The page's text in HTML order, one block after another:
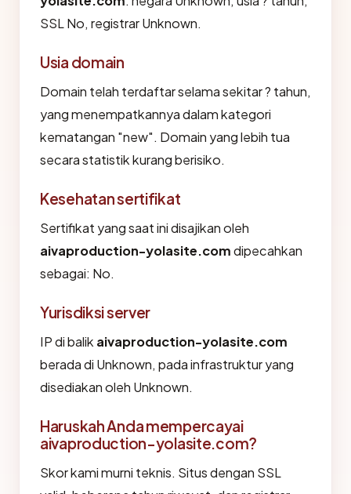
SSL No, registrar Unknown.
Usia domain
Domain telah terdaftar selama sekitar ? tahun,
yang menempatkannya dalam kategori
kematangan "new". Domain yang lebih tua
secara statistik kurang berisiko.
Kesehatan sertifikat
Sertifikat yang saat ini disajikan oleh
aivaproduction-yolasite.comdipecahkan
sebagai: No.
Yurisdiksi server
IP di balik aivaproduction-yolasite.com
berada di Unknown, pada infrastruktur yang
disediakan oleh Unknown.
Haruskah Anda mempercayai
aivaproduction-yolasite.com?
Skor kami murni teknis. Situs dengan SSL